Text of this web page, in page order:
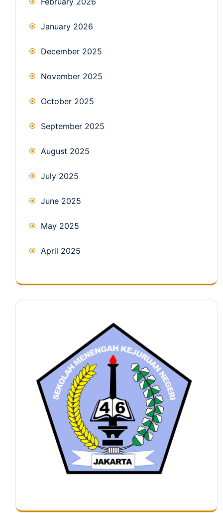
January 2026
December 2025
November 2025
October 2025
September 2025
August 2025
July 2025
June 2025
May 2025
April 2025